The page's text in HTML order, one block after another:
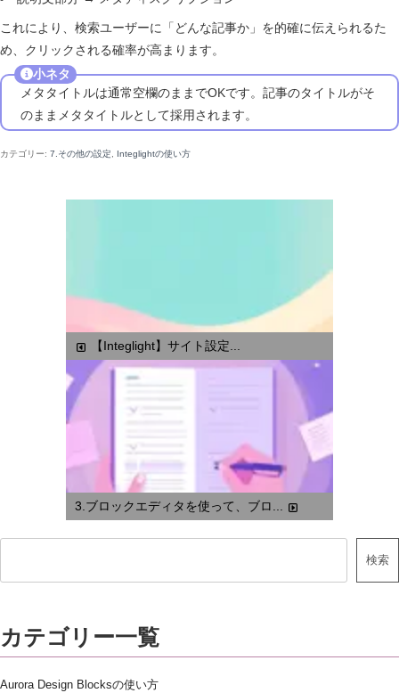
これにより、検索ユーザーに「どんな記事か」を的確に伝えられるた
め、クリックされる確率が高まります。
小ネタ
メタタイトルは通常空欄のままでOKです。記事のタイトルがそ
のままメタタイトルとして採用されます。
カテゴリー: 7.その他の設定, Integlightの使い方
【Integlight】サイト設定...
3.ブロックエディタを使って、ブロ...
検索
カテゴリー一覧
Aurora Design Blocksの使い方